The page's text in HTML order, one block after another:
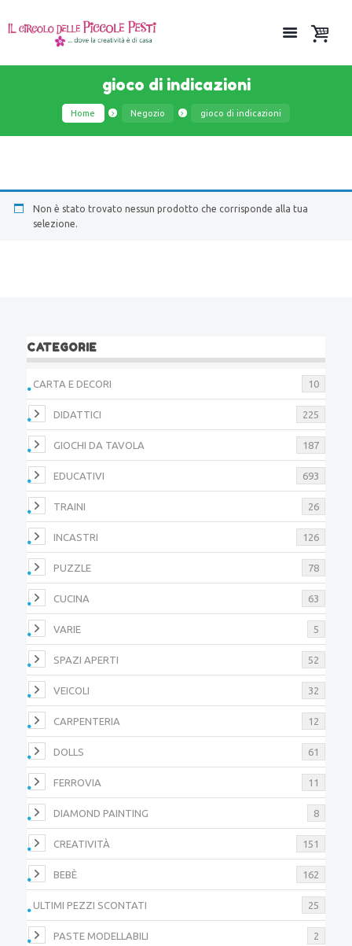
gioco di indicazioni
Home Negozio gioco di indicazioni
Non è stato trovato nessun prodotto che corrisponde alla tua
selezione.
CATEGORIE
CARTA E DECORI 10
DIDATTICI 225
GIOCHI DA TAVOLA 187
EDUCATIVI 693
TRAINI 26
INCASTRI 126
PUZZLE 78
CUCINA 63
VARIE 5
SPAZI APERTI 52
VEICOLI 32
CARPENTERIA 12
DOLLS 61
FERROVIA 11
DIAMOND PAINTING 8
CREATIVITÀ 151
BEBÈ 162
ULTIMI PEZZI SCONTATI 25
PASTE MODELLABILI 2